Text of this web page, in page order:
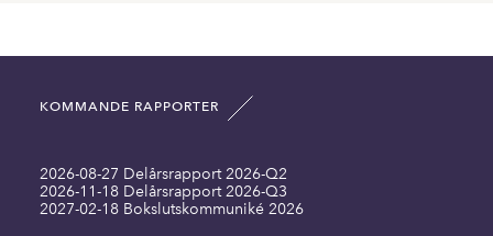
Omsättningstillgångar MSEK 22,04 23,00
Summa tillgångar MSEK 25,68
Långfristiga skulder inklusive MSEK 0,00
KOMMANDE RAPPORTER
2026-08-27 Delårsrapport 2026-Q2
2026-11-18 Delårsrapport 2026-Q3
2027-02-18 Bokslutskommuniké 2026